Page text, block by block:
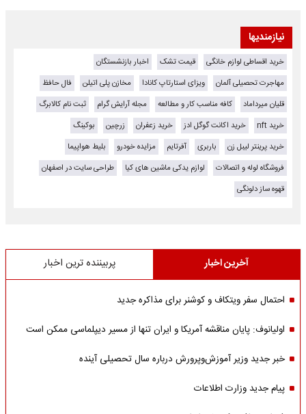
نیازمندیها
خرید اقساطی لوازم خانگی قیمت تشک
اخبار بازنشستگان
مهاجرت تحصیلی آلمان
ویزای استارتاپ کانادا مخازن پلی اتیلن
فال حافظ
قلیان میرداماد
کافه مناسب کار و مطالعه مجله آرایش گرام
ثبت نام کالابرگ
خرید nft
خرید اکانت گوگل ادز خرید زعفران زرچین
بوکینگ
خرید پرینتر لیبل زن
باربری آفرتایم مزایده خودرو
بلیط هواپیما
فروشگاه لوله و اتصالات
لوازم یدکی ماشین های کیا
طراحی سایت در اصفهان
قهوه ساز دلونگی
آخرین اخبار پربیننده ترین اخبار
احتمال سفر ویتکاف و کوشنر برای مذاکره جدید
اولیانوف: پایان مناقشه آمریکا و ایران تنها از مسیر دیپلماسی ممکن است
خبر جدید وزیر آموزش‌وپرورش درباره سال تحصیلی آینده
پیام جدید وزارت اطلاعات